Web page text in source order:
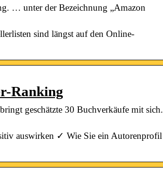
… unter der Bezeichnung „Amazon
sind längst auf den Online-
Ranking
geschätzte 30 Buchverkäufe mit sich.
auswirken ✓ Wie Sie ein Autorenprofil